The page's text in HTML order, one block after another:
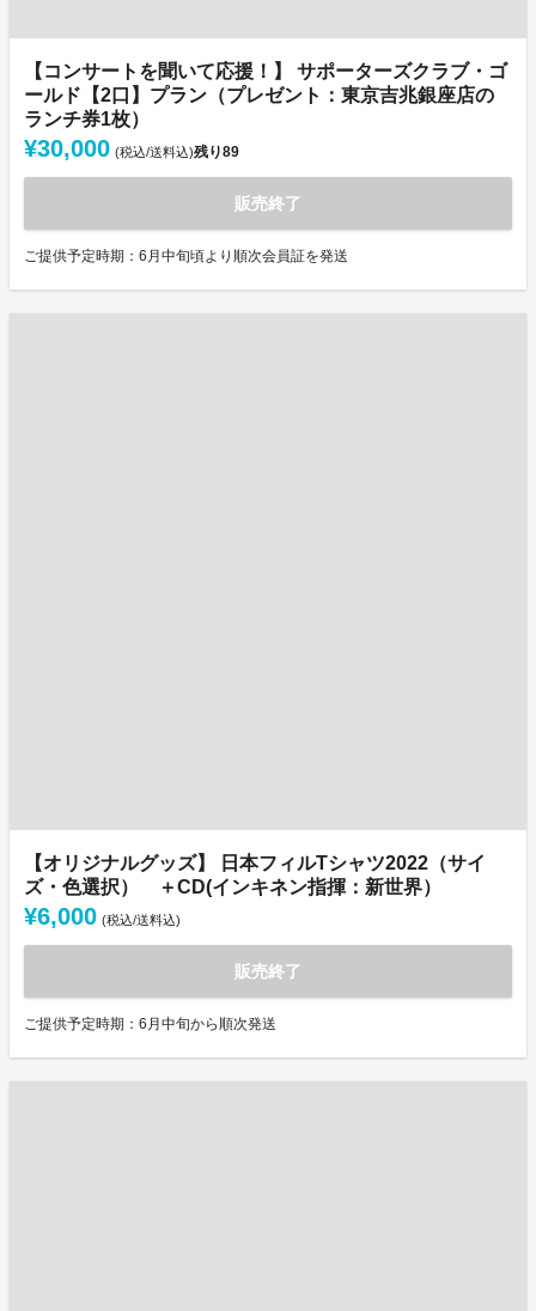
【コンサートを聞いて応援！】 サポーターズクラブ・ゴ
ールド【2口】プラン（プレゼント：東京吉兆銀座店の
ランチ券1枚）
¥30,000 (税込/送料込)残り89
販売終了
ご提供予定時期：6月中旬頃より順次会員証を発送
【オリジナルグッズ】 日本フィルTシャツ2022（サイ
ズ・色選択） ＋CD(インキネン指揮：新世界）
¥6,000 (税込/送料込)
販売終了
ご提供予定時期：6月中旬から順次発送